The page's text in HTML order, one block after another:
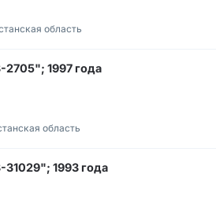
область
1997 года
область
1993 года